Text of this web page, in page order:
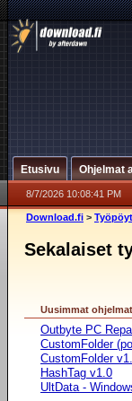
Etusivu Ohjelmat
8/7/2026 10:08:41 PM
Download.fi >
Sekalaiset
Uusimmat ohjelmat
Outbyte PC
CustomFolder
CustomFolder
HashTag v1.0
UltData -